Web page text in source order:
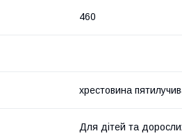
460
хрестовина
Для дітей та